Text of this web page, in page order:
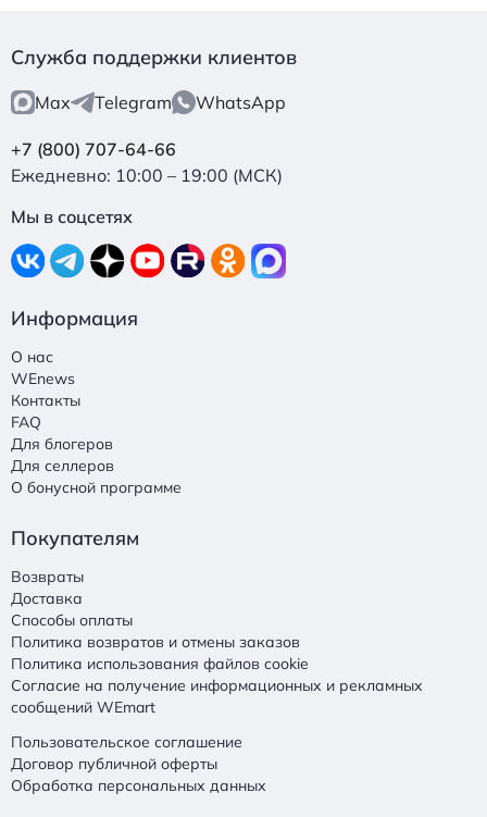
Служба поддержки клиентов
Max Telegram WhatsApp
+7 (800) 707-64-66
Ежедневно: 10:00 – 19:00 (МСК)
Мы в соцсетях
Информация
О нас
WEnews
Контакты
FAQ
Для блогеров
Для селлеров
О бонусной программе
Покупателям
Возвраты
Доставка
Способы оплаты
Политика возвратов и отмены заказов
Политика использования файлов cookie
Согласие на получение информационных и рекламных
сообщений WEmart
Пользовательское соглашение
Договор публичной оферты
Обработка персональных данных